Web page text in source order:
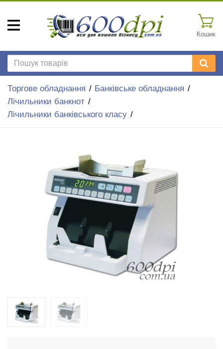
Кошик
Торгове обладнання
Банківське обладнання
Лічильники банкнот
Лічильники банківського класу